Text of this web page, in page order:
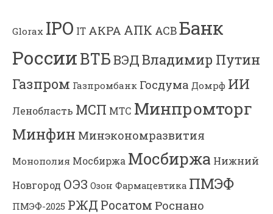
Glorax IPO IT АКРА АПК АСВБанк
РоссииВТБВЭДВладимир Путин
Газпром Газпромбанк Госдума Домрф ИИ
Ленобласть МСП МТС Минпромторг
Минфин Минэкономразвития
Монополия Мосбиржа Мосбиржа Нижний
Новгород ОЭЗ Озон Фармацевтика ПМЭФ
ПМЭФ-2025 РЖД Росатом Роснано